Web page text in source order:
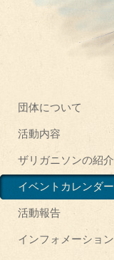
団体について
活動内容
ザリガニソンの紹介
イベントカレンダー
活動報告
インフォメーション